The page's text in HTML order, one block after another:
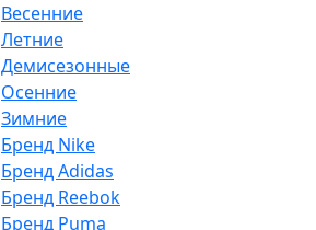
Весенние
Летние
Демисезонные
Осенние
Зимние
Бренд Nike
Бренд Adidas
Бренд Reebok
Бренд Puma